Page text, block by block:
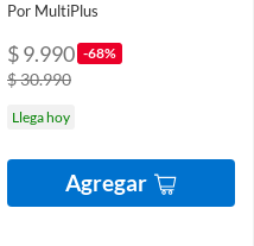
Por MultiPlus
$ 9.990 -68%
$ 30.990
Llega hoy
Agregar